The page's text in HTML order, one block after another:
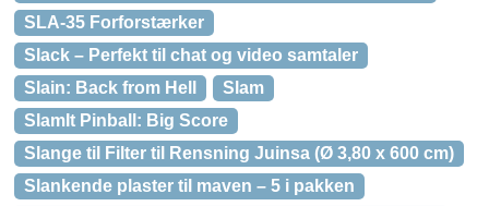
SLA-35 Forforstærker
Slack – Perfekt til chat og video samtaler
Slain: Back from Hell
Slam
SlamIt Pinball: Big Score
Slange til Filter til Rensning Juinsa (Ø 3,80 x 600 cm)
Slankende plaster til maven – 5 i pakken